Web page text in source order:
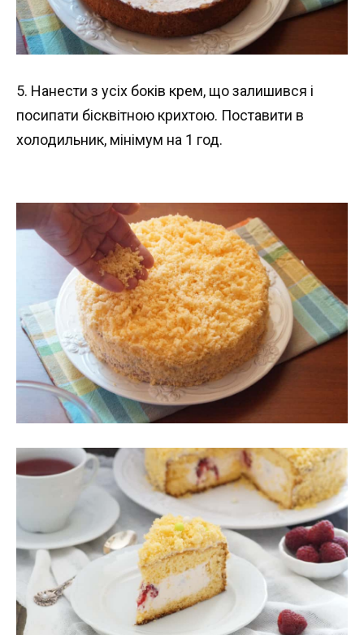
5. Нанести з усіх боків крем, що залишився і
посипати бісквітною крихтою. Поставити в
холодильник, мінімум на 1 год.